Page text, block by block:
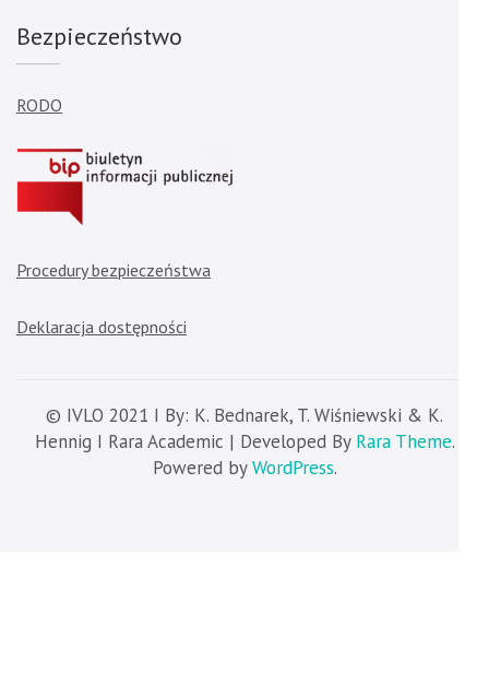
Bezpieczeństwo
RODO
Procedury bezpieczeństwa
Deklaracja dostępności
© IVLO 2021 I By: K. Bednarek, T. Wiśniewski & K.
Hennig I Rara Academic | Developed By Rara Theme.
Powered byWordPress.